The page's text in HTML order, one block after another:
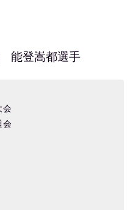
能登嵩都選手
会
会